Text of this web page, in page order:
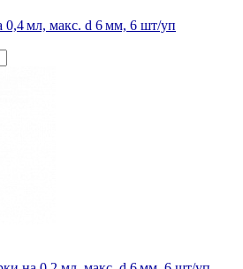
0,4 мл, макс. d 6 мм, 6 шт/уп